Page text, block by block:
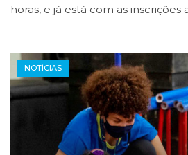
horas, e já está com as inscrições
NOTÍCIAS